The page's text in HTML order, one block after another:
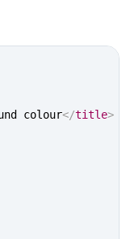
colour</title>